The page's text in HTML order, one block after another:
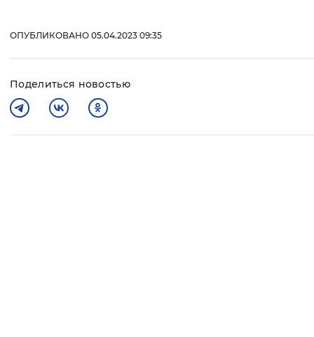
ОПУБЛИКОВАНО 05.04.2023 09:35
Поделиться новостью